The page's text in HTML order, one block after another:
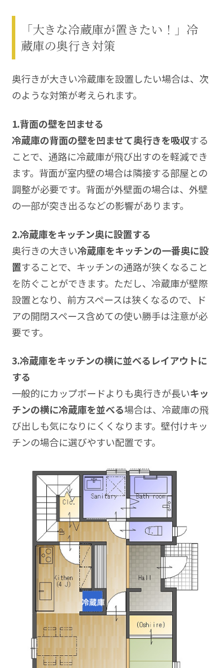
「大きな冷蔵庫が置きたい！」冷
蔵庫の奥行き対策
奥行きが大きい冷蔵庫を設置したい場合は、次
のような対策が考えられます。
1.背面の壁を凹ませる
冷蔵庫の背面の壁を凹ませて奥行きを吸収する
ことで、通路に冷蔵庫が飛び出すのを軽減でき
ます。背面が室内壁の場合は隣接する部屋との
調整が必要です。背面が外壁面の場合は、外壁
の一部が突き出るなどの影響があります。
2.冷蔵庫をキッチン奥に設置する
奥行きの大きい冷蔵庫をキッチンの一番奥に設
置することで、キッチンの通路が狭くなること
を防ぐことができます。ただし、冷蔵庫が壁際
設置となり、前方スペースは狭くなるので、ド
アの開閉スペース含めての使い勝手は注意が必
要です。
3.冷蔵庫をキッチンの横に並べるレイアウトに
する
一般的にカップボードよりも奥行きが長いキッ
チンの横に冷蔵庫を並べる場合は、冷蔵庫の飛
び出しも気になりにくくなります。壁付けキッ
チンの場合に選びやすい配置です。